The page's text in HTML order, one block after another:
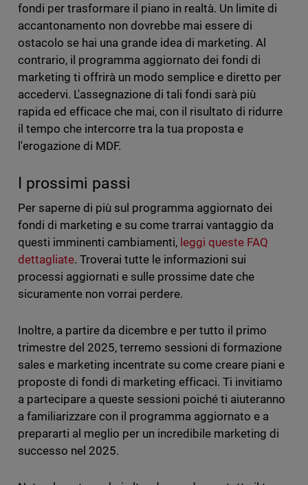
fondi per trasformare il piano in realtà. Un limite di
accantonamento non dovrebbe mai essere di
ostacolo se hai una grande idea di marketing. Al
contrario, il programma aggiornato dei fondi di
marketing ti offrirà un modo semplice e diretto per
accedervi. L'assegnazione di tali fondi sarà più
rapida ed efficace che mai, con il risultato di ridurre
il tempo che intercorre tra la tua proposta e
l'erogazione di MDF.
I prossimi passi
Per saperne di più sul programma aggiornato dei
fondi di marketing e su come trarrai vantaggio da
questi imminenti cambiamenti, leggi queste FAQ
dettagliate. Troverai tutte le informazioni sui
processi aggiornati e sulle prossime date che
sicuramente non vorrai perdere.
Inoltre, a partire da dicembre e per tutto il primo
trimestre del 2025, terremo sessioni di formazione
sales e marketing incentrate su come creare piani e
proposte di fondi di marketing efficaci. Ti invitiamo
a partecipare a queste sessioni poiché ti aiuteranno
a familiarizzare con il programma aggiornato e a
prepararti al meglio per un incredibile marketing di
successo nel 2025.